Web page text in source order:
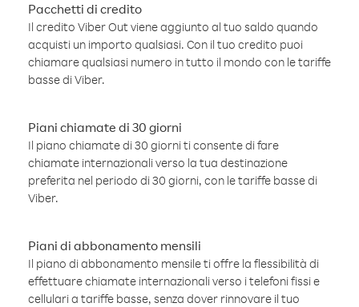
Pacchetti di credito
Il credito Viber Out viene aggiunto al tuo saldo quando
acquisti un importo qualsiasi. Con il tuo credito puoi
chiamare qualsiasi numero in tutto il mondo con le tariffe
basse di Viber.
Piani chiamate di 30 giorni
Il piano chiamate di 30 giorni ti consente di fare
chiamate internazionali verso la tua destinazione
preferita nel periodo di 30 giorni, con le tariffe basse di
Viber.
Piani di abbonamento mensili
Il piano di abbonamento mensile ti offre la flessibilità di
effettuare chiamate internazionali verso i telefoni fissi e
cellulari a tariffe basse, senza dover rinnovare il tuo